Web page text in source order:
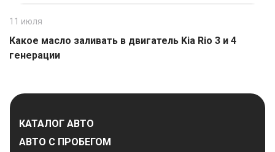
11 июля
Какое масло заливать в двигатель Kia Rio 3 и 4
генерации
КАТАЛОГ АВТО
АВТО С ПРОБЕГОМ